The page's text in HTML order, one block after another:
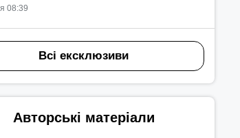
08:39
Всі ексклюзиви
Авторські матеріали